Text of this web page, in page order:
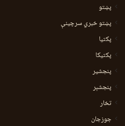
پښتو
پښتو خبري سرچينې
پکتيا
پکتیکا
پنجشیر
پنجشېر
تخار
جوزجان